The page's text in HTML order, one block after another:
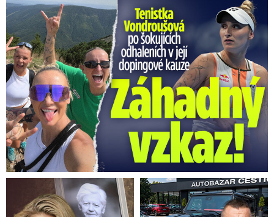
Vondroušová po šokujících odhaleních v kauze: Záhadný vzkaz!